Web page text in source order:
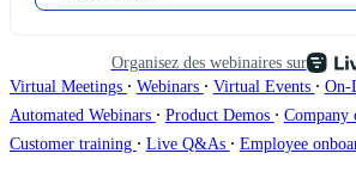
Organisez des webinaires sur
Virtual Meetings ∙ Webinars ∙ Virtual Events ∙ On-
Automated Webinars ∙ Product Demos ∙ Company
Customer training ∙ Live Q&As ∙ Employee